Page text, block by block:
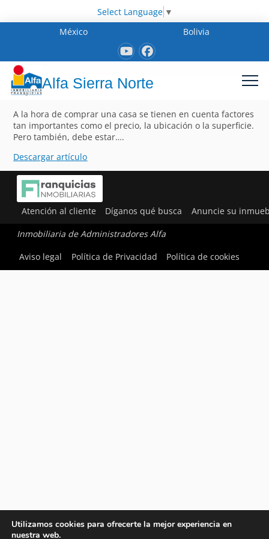
Select Language ▼
México
Bolivia
Alfa Sierra Norte
A la hora de comprar una casa se tienen en cuenta factores
tan importantes como el precio, la ubicación o la superficie.
Pero también, debe estar….
Descargar artículo
Atención al cliente Díganos qué busca Anuncie su
Inmobiliaria de Administradores Alfa
Aviso legal
Política de Privacidad Política de cookies
Utilizamos cookies para ofrecerte la mejor experiencia en
nuestra web.